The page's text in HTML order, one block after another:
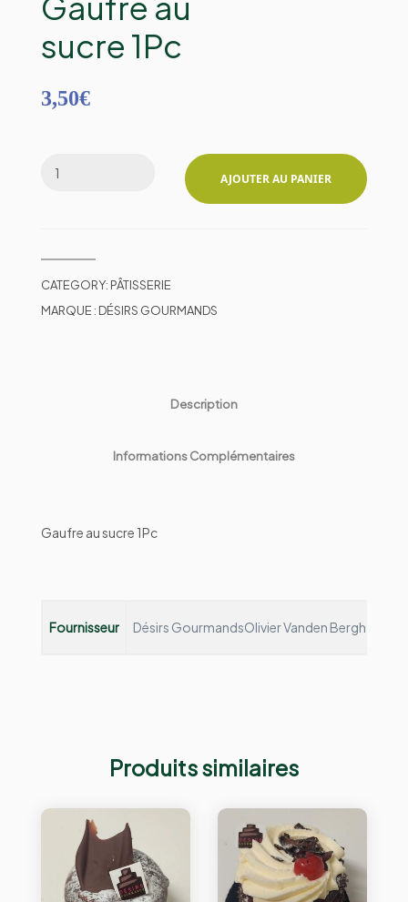
sucre 1Pc
3,50€
AJOUTER AU PANIER
CATEGORY: PÂTISSERIE
MARQUE : DÉSIRS GOURMANDS
Description
Informations Complémentaires
Gaufre au sucre 1Pc
Fournisseur Désirs GourmandsOlivier Vanden Bergh et
Produits similaires